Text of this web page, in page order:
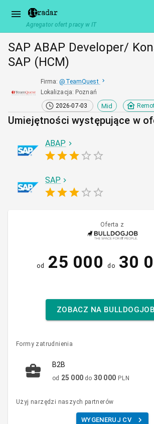
Agregator ofert pracy w IT
SAP ABAP Developer/
SAP (HCM)
Firma: @ TeamQuest
Lokalizacja: Poznań
2026-07-03
Mid
Umiejętności występujące w
ABAP
SAP
Oferta z
od 25 000 do 30
ZOBACZ NA BULLDOGJOB
Formy zatrudnienia
B2B
od 25 000 do 30 000 PLN
Użyj narzędzi naszych partnerów
WYGENERUJ CV